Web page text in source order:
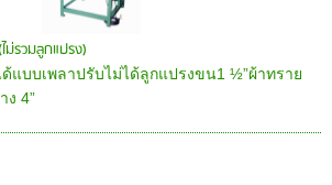
ม่รวมลูกแปรง)
แบบเพลาปรับไม่ได้ลูกแปรงขน1 ½”ผ้าทราย
ง 4”